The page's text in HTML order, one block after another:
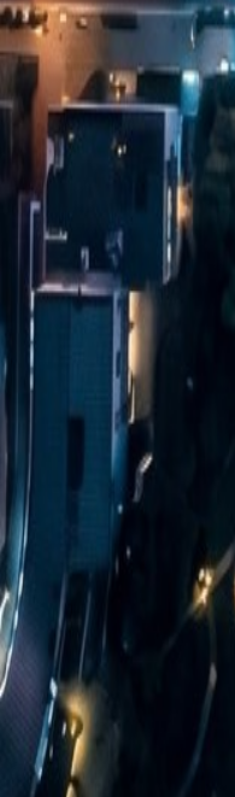
無料登録
メニュー
【無料】理想の職場探し
かんたん30秒 無料登録する